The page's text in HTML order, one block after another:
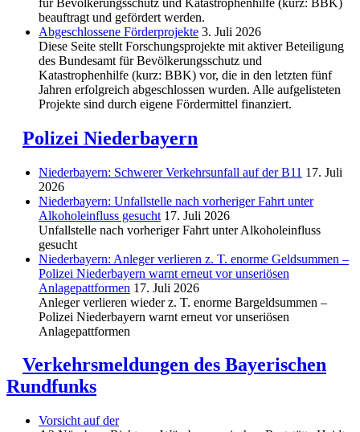
beauftragt und gefördert werden.
Abgeschlos­sene Förderprojekte 3. Juli 2026
Diese Seite stellt Forschungsprojekte mit aktiver Beteiligung
des Bundesamt für Bevölkerungsschutz und
Katastrophenhilfe (kurz: BBK) vor, die in den letzten fünf
Jahren erfolgreich abgeschlossen wurden. Alle aufgelisteten
Projekte sind durch eigene Fördermittel finanziert.
Polizei Niederbayern
Niederbayern: Schwerer Verkehrsunfall auf der B11 17. Juli
2026
Niederbayern: Unfallstelle nach vorheriger Fahrt unter
Alkoholeinfluss gesucht 17. Juli 2026
Unfallstelle nach vorheriger Fahrt unter Alkoholeinfluss
gesucht
Niederbayern: Anleger verlieren z. T. enorme Geldsummen –
Polizei Niederbayern warnt erneut vor unseriösen
Anlagepattformen 17. Juli 2026
Anleger verlieren wieder z. T. enorme Bargeldsummen –
Polizei Niederbayern warnt erneut vor unseriösen
Anlagepattformen
Verkehrsmeldungen des Bayerischen
Rundfunks
Vorsicht auf der